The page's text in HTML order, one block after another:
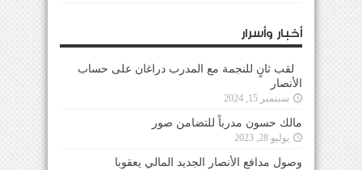
أخبار وأسرار
لقب ثانٍ للنجمة مع المدرب دراغان على حساب
الأنصار
سبتمبر 15, 2024
مالك حسون مدرباً للتضامن صور
يوليو 28, 2023
وصول مدافع الأنصار الجديد المالي يعقوبا